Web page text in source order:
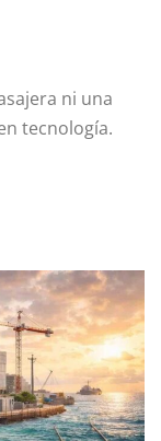
ni una
tecnología.